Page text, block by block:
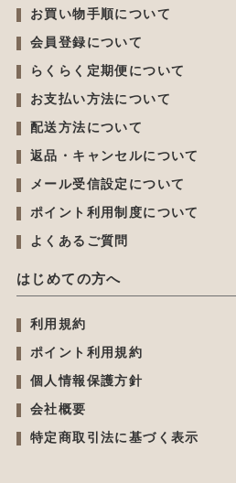
お買い物手順について
会員登録について
らくらく定期便について
お支払い方法について
配送方法について
返品・キャンセルについて
メール受信設定について
ポイント利用制度について
よくあるご質問
はじめての方へ
利用規約
ポイント利用規約
個人情報保護方針
会社概要
特定商取引法に基づく表示